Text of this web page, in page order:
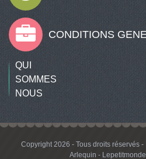
CONDITIONS
QUI
SOMMES
NOUS
Copyright 2026 - Tous droits réservés
Arlequin -